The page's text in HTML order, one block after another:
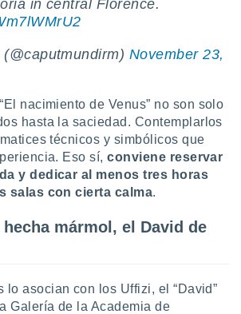
in central Florence.
November 23,
nacimiento de Venus” no son solo
hasta la saciedad. Contemplarlos
técnicos y simbólicos que
Eso sí,conviene reservar
y dedicar al menos tres horas
salas con cierta calma.
mármol, el David de
lo asocian con los Uffizi, el “David”
Galería de la Academia de